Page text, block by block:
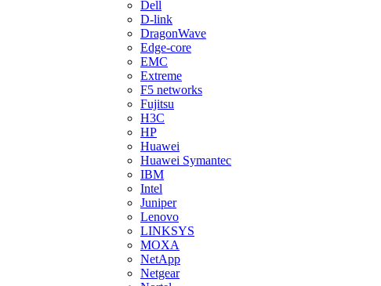
Dell
D-link
DragonWave
Edge-core
EMC
Extreme
F5 networks
Fujitsu
H3С
HP
Huawei
Huawei Symantec
IBM
Intel
Juniper
Lenovo
LINKSYS
MOXA
NetApp
Netgear